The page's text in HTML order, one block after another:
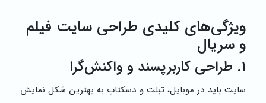
ویژگی‌های کلیدی طراحی سایت فیلم
و سریال
1. طراحی کاربرپسند و واکنش‌گرا
سایت باید در موبایل، تبلت و دسکتاپ به بهترین شکل نمایش